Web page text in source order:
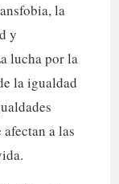
la
y
lucha por la
la igualdad
a las